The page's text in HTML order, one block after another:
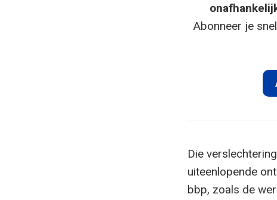
Abonneer je
Die
uiteenlopende
bbp, zoals de